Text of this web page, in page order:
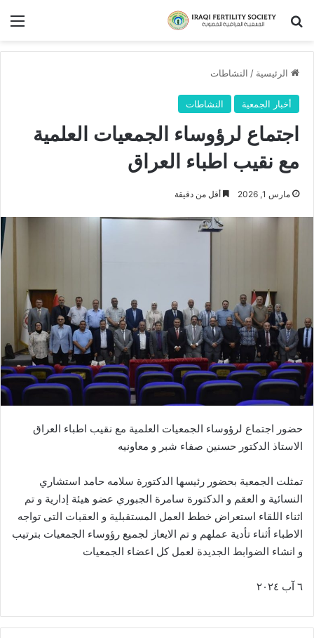
بحث عن
الرئيسية / النشاطات
أخبار الجمعية النشاطات
اجتماع لرؤوساء الجمعيات العلمية
مع نقيب اطباء العراق
مارس 1, 2026 أقل من دقيقة
حضور اجتماع لرؤوساء الجمعيات العلمية مع نقيب اطباء العراق
الاستاذ الدكتور حسنين صفاء شبر و معاونيه
تمثلت الجمعية بحضور رئيسها الدكتورة سلامه حامد استشاري
النسائية و العقم و الدكتورة سامرة الجبوري عضو هيئة إدارية و تم
اثناء اللقاء استعراض خطط العمل المستقبلية و العقبات التى تواجه
الاطباء أثناء تأدية عملهم و تم الايعاز لجميع رؤوساء الجمعيات بترتيب
و انشاء الضوابط الجديدة لعمل كل اعضاء الجمعيات
٦ آب ٢٠٢٤